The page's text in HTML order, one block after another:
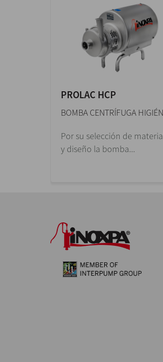
PROLAC HCP
BOMBA CENTRÍFUGA
Por su selección de
y diseño la bomba...